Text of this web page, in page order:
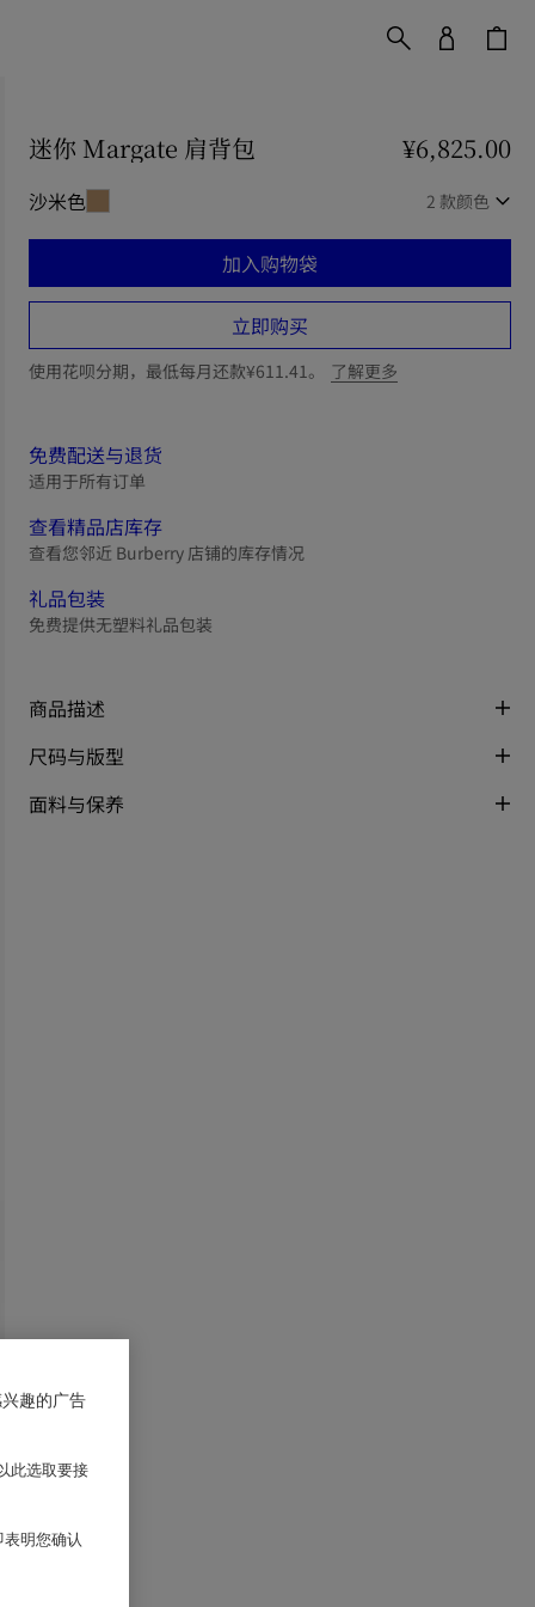
迷你 Margate 肩背包 价格 ¥6,825.00¥6,825.00
沙米色 2 款颜色
加入购物袋
立即购买
使用花呗分期，最低每月还款¥611.41。 了解更多
免费配送与退货
适用于所有订单
查看精品店库存
查看您邻近 Burberry 店铺的库存情况
礼品包装
免费提供无塑料礼品包装
商品描述
尺码与版型
面料与保养
趣的广告
此选取要接
明您确认